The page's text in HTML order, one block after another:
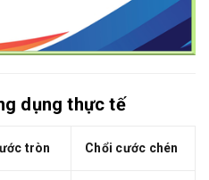
dụng thực tế
tròn Chổi cước chén